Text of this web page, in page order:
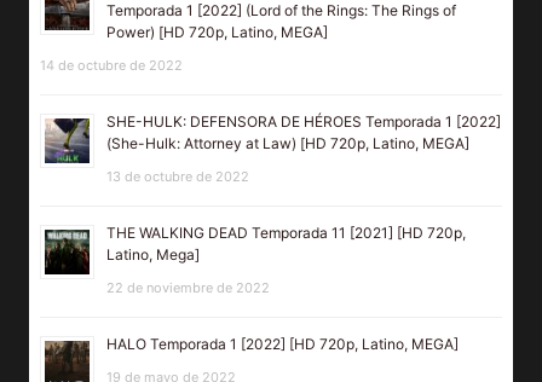
Temporada 1 [2022] (Lord of the Rings: The Rings of
Power) [HD 720p, Latino, MEGA]
14 de octubre de 2022
SHE-HULK: DEFENSORA DE HÉROES Temporada 1 [2022]
(She-Hulk: Attorney at Law) [HD 720p, Latino, MEGA]
13 de octubre de 2022
THE WALKING DEAD Temporada 11 [2021] [HD 720p,
Latino, Mega]
22 de noviembre de 2022
HALO Temporada 1 [2022] [HD 720p, Latino, MEGA]
19 de mayo de 2022